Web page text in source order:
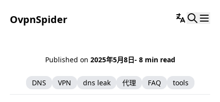
OvpnSpider
Published on 2025年5月8日- 8 min read
DNS VPN dns leak 代理 FAQ tools